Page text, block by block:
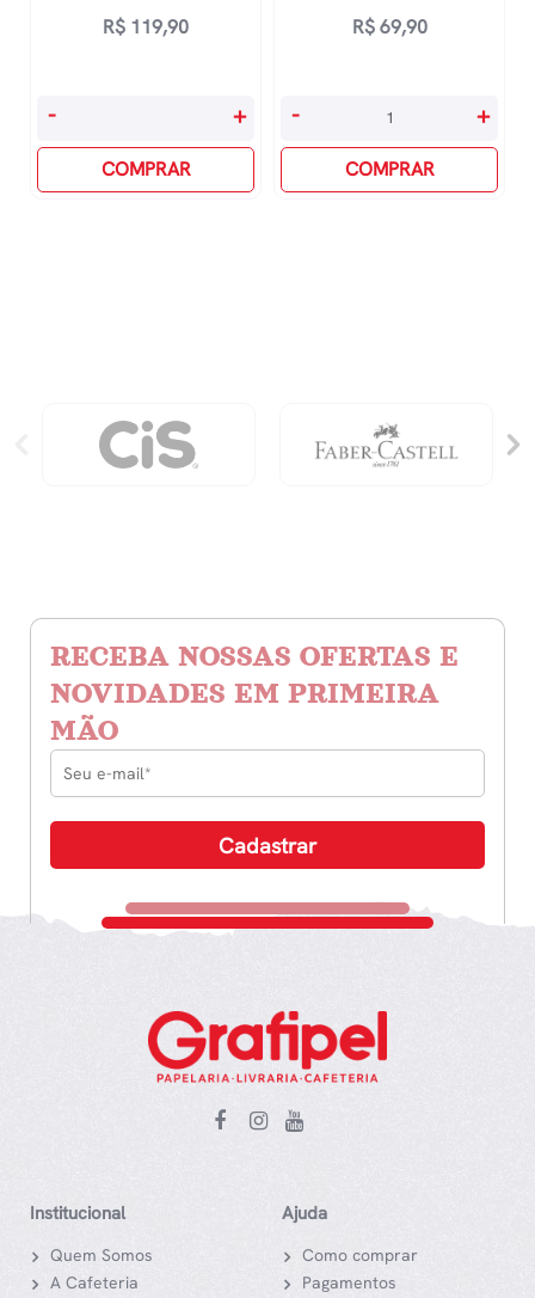
R$ 119,90
O
Sete
- +
COMPRAR
R$69,90
Stranger
2
- +
COMPRAR
RECEBA NOSSAS OFERTAS E
NOVIDADES EM PRIMEIRA
MÃO
Institucional
Quem Somos
A Cafeteria
Ajuda
Como comprar
Pagamentos